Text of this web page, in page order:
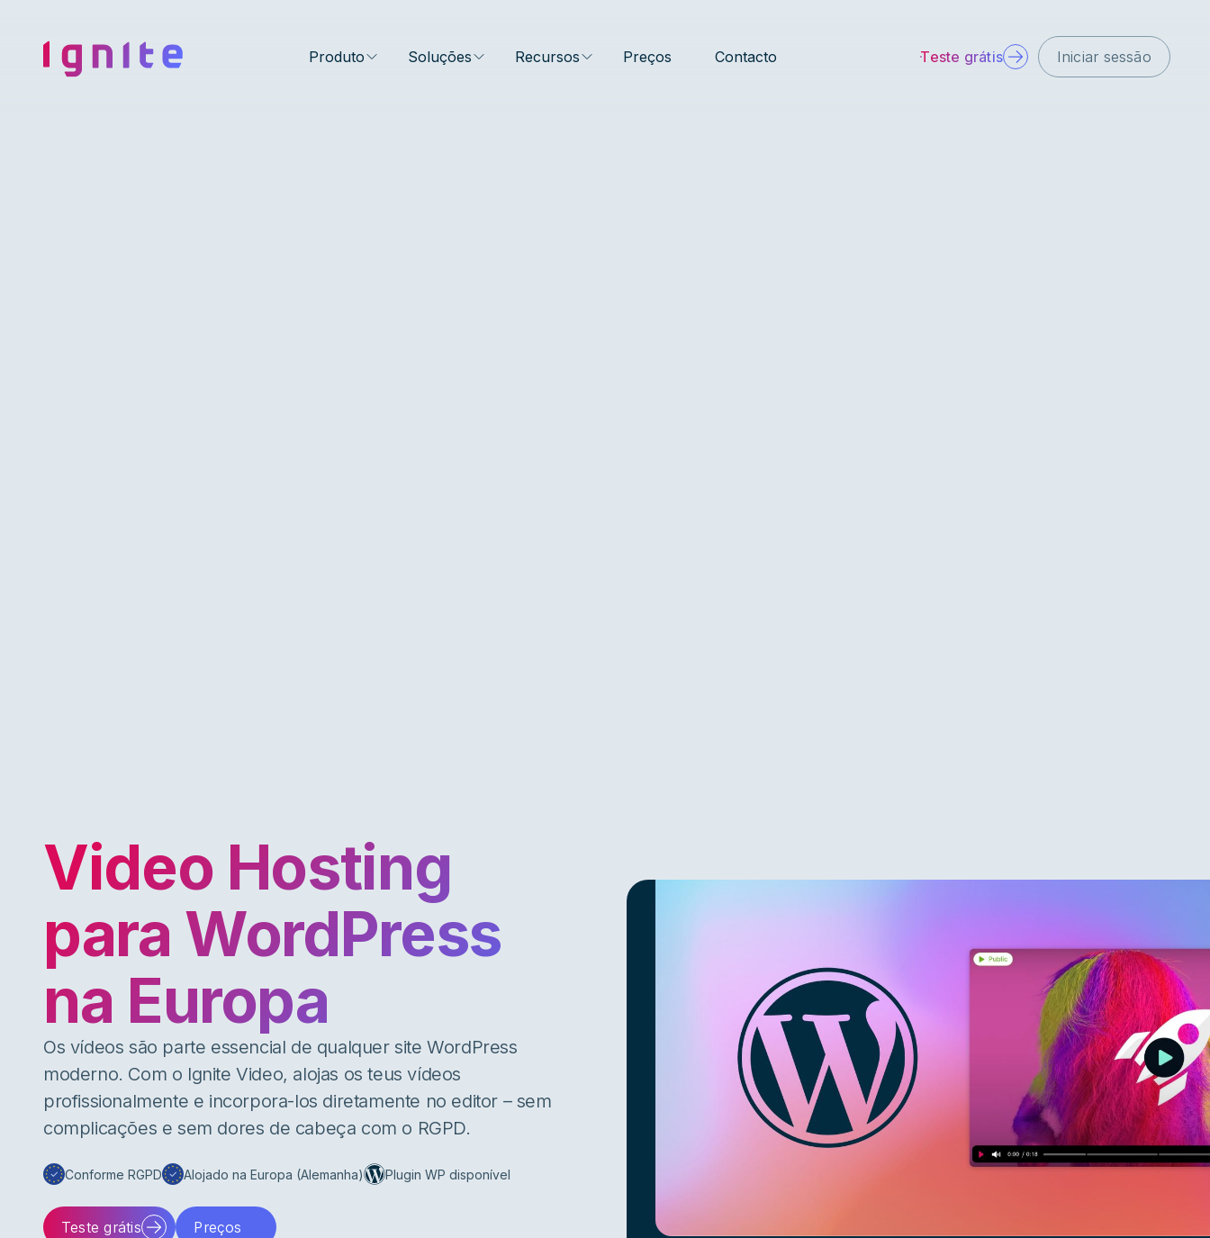
Ignite • Video Experience Cloud Produto Soluções Recursos Preços Contacto Teste grátis Iniciar sessão
Video Hosting
para WordPress
na Europa
Os vídeos são parte essencial de qualquer site WordPress
moderno. Com o Ignite Video, alojas os teus vídeos
profissionalmente e incorpora-los diretamente no editor – sem
complicações e sem dores de cabeça com o RGPD.
Conforme RGPD Alojado na Europa (Alemanha) Plugin WP disponível
Teste grátis Preços